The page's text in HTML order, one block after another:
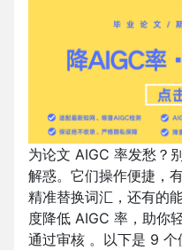
为论文 AIGC 率发愁？
解惑。它们操作便捷，
精准替换词汇，还有的
度降低 AIGC 率，助你
通过审核 。以下是 9